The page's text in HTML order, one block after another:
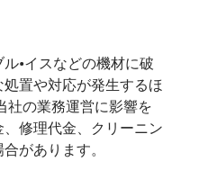
•イスなどの機材に破
置や対応が発生するほ
社の業務運営に影響を
修理代金、クリーニン
があります。